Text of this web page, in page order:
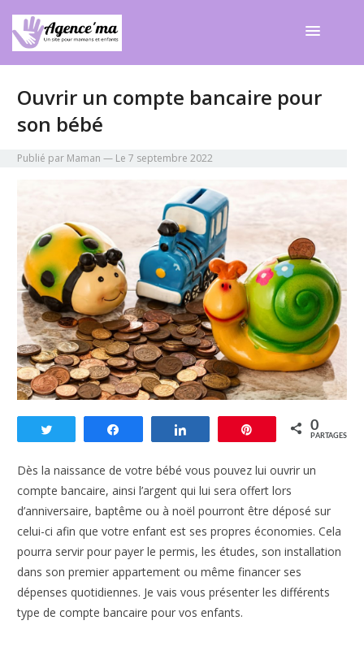
Ouvrir un compte bancaire pour
son bébé
Publié par Maman — Le 7 septembre 2022
Enregistrer
0
PARTAGES
Dès la naissance de votre bébé vous pouvez lui ouvrir un
compte bancaire, ainsi l’argent qui lui sera offert lors
d’anniversaire, baptême ou à noël pourront être déposé sur
celui-ci afin que votre enfant est ses propres économies. Cela
pourra servir pour payer le permis, les études, son installation
dans son premier appartement ou même financer ses
dépenses quotidiennes. Je vais vous présenter les différents
type de compte bancaire pour vos enfants.